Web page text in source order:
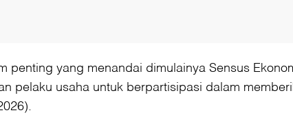
penting yang menandai dimulainya Sensus
pelaku usaha untuk berpartisipasi dalam